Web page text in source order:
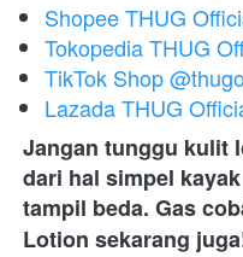
Shopee THUG
Tokopedia THUG
TikTok Shop
Lazada THUG
Jangan tunggu kulit
dari hal simpel
tampil beda. Gas
Lotion sekarang